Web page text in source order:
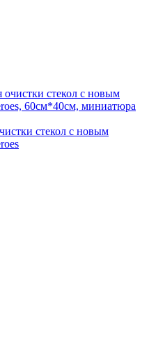
стекол с новым